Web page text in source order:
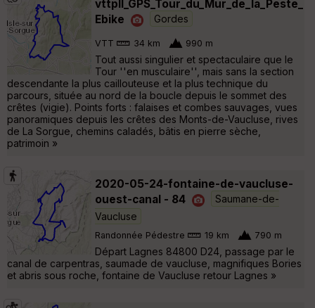
vttpll_GPS_Tour_du_Mur_de_la_Peste_
Ebike
Gordes
VTT 34 km 990 m
Tout aussi singulier et spectaculaire que le
Tour ''en musculaire'', mais sans la section
descendante la plus caillouteuse et la plus technique du
parcours, située au nord de la boucle depuis le sommet des
crêtes (vigie). Points forts : falaises et combes sauvages, vues
panoramiques depuis les crêtes des Monts-de-Vaucluse, rives
de La Sorgue, chemins caladés, bâtis en pierre sèche,
patrimoin »
2020-05-24-fontaine-de-vaucluse-
ouest-canal - 84
Saumane-de-
Vaucluse
Randonnée Pédestre 19 km 790 m
Départ Lagnes 84800 D24, passage par le
canal de carpentras, saumade de vaucluse, magnifiques Bories
et abris sous roche, fontaine de Vaucluse retour Lagnes »